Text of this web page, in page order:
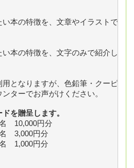
本の特徴を、文章やイラストで紹
本の特徴を、文字のみで紹介して
となりますが、色鉛筆・クーピー
ターでお声がけください。
を贈呈します。
　10,000円分
3,000円分
1,000円分